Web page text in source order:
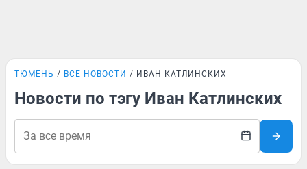
ТЮМЕНЬ ВСЕ НОВОСТИ ИВАН КАТЛИНСКИХ
Новости по тэгу Иван Катлинских